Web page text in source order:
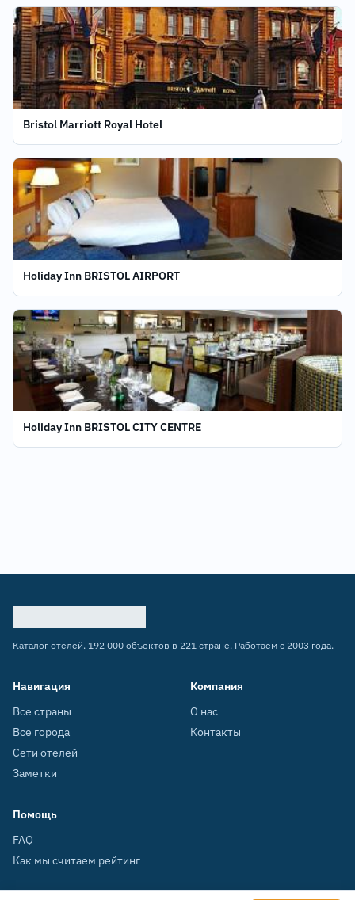
Bristol Marriott Royal Hotel
Holiday Inn BRISTOL AIRPORT
Holiday Inn BRISTOL CITY CENTRE
Каталог отелей. 192 000 объектов в 221 стране. Работаем с 2003 года.
Навигация
Все страны
Все города
Сети отелей
Заметки
Компания
О нас
Контакты
Помощь
FAQ
Как мы считаем рейтинг